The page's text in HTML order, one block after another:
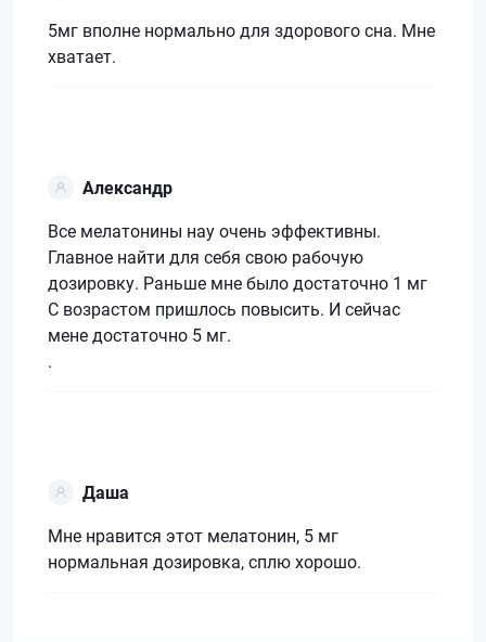
5мг вполне нормально для здорового сна. Мне
хватает.
Александр
Все мелатонины нау очень эффективны.
Главное найти для себя свою рабочую
дозировку. Раньше мне было достаточно 1 мг
С возрастом пришлось повысить. И сейчас
мене достаточно 5 мг.
.
Даша
Мне нравится этот мелатонин, 5 мг
нормальная дозировка, сплю хорошо.